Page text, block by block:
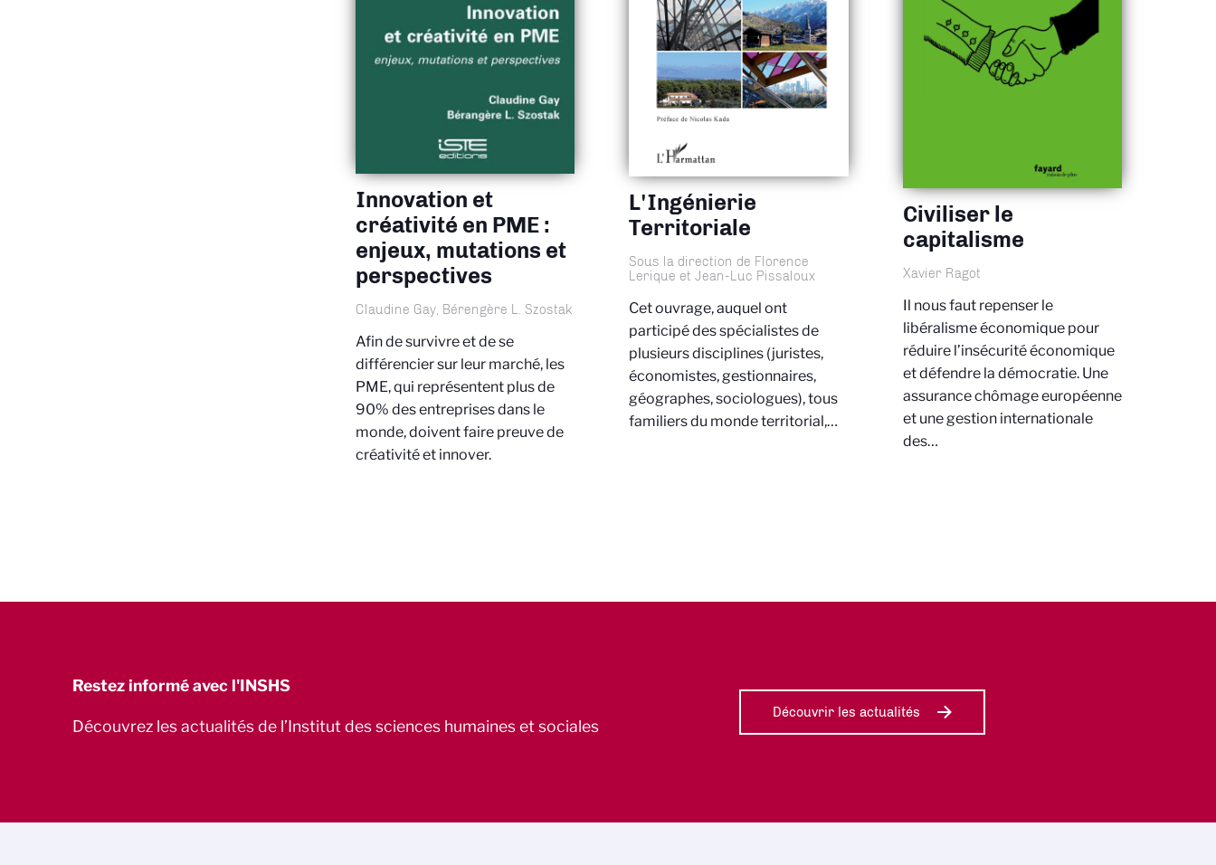
Innovation et
créativité en PME :
enjeux, mutations et
perspectives
Claudine Gay, Bérengère L. Szostak
Afin de survivre et de se
différencier sur leur marché, les
PME, qui représentent plus de
90% des entreprises dans le
monde, doivent faire preuve de
créativité et innover.
L'Ingénierie
Territoriale
Sous la direction de Florence
Lerique et Jean-Luc Pissaloux
Cet ouvrage, auquel ont
participé des spécialistes de
plusieurs disciplines (juristes,
économistes, gestionnaires,
géographes, sociologues), tous
familiers du monde territorial,…
Civiliser le
capitalisme
Xavier Ragot
Il nous faut repenser le
libéralisme économique pour
réduire l’insécurité économique
et défendre la démocratie. Une
assurance chômage européenne
et une gestion internationale
des…
Restez informé avec l'INSHS
Découvrez les actualités de l’Institut des sciences humaines et sociales
Découvrir les actualités